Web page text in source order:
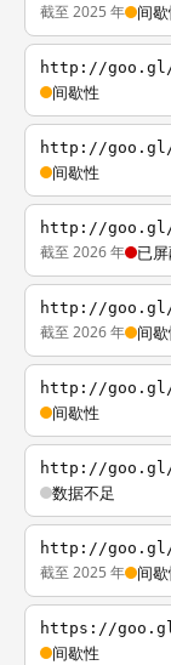
截至 2025 年 间
http://goo.gl/
间歇性
http://goo.gl/
间歇性
http://goo.gl/
截至 2026 年 已
http://goo.gl/
截至 2026 年 间
http://goo.gl/
间歇性
http://goo.gl/
数据不足
http://goo.gl/
截至 2025 年 间
https://
间歇性